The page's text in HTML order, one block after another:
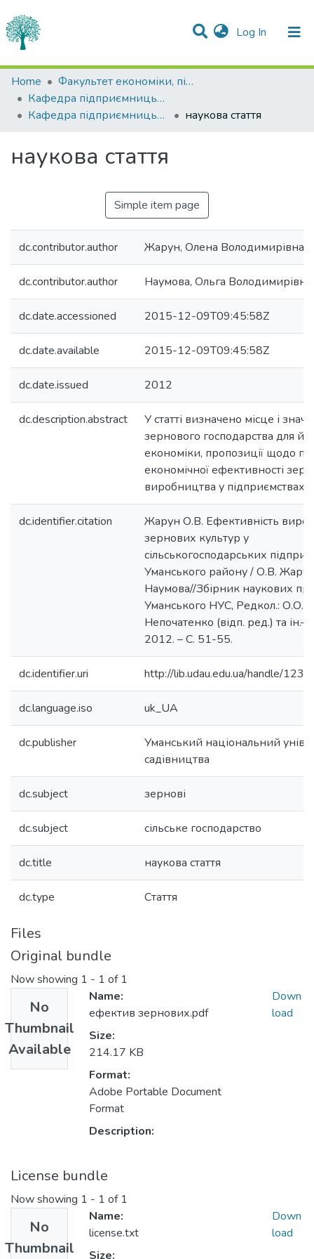
Log In (current)
Statistics
Communities & Collections
Home
Факультет економіки, підприємництва та інформаційних технологій
Кафедра підприємницьких та соціальних технологій
Кафедра підприємницьких та соціальних технологій
наукова стаття
наукова стаття
Simple item page
dc.contributor.author Жарун, Олена Володимирівна
dc.contributor.author Наумова, Ольга Володимирівна
dc.date.accessioned 2015-12-09T09:45:58Z
dc.date.available 2015-12-09T09:45:58Z
dc.date.issued 2012
dc.description.abstract
У статті визначено місце і
зернового господарства для
економіки, пропозиції щодо
економічної ефективності
виробництва у підприємствах
dc.identifier.citation
Жарун О.В. Ефективність
зернових культур у
сільськогосподарських
Уманського району / О.В.
Наумова//Збірник наукових
Уманського НУС, Редкол.: О.О.
Непочатенко (відп. ред.) та ін.–
2012. – С. 51-55.
dc.identifier.uri http://lib.udau.edu.ua/handle/
dc.language.iso uk_UA
dc.publisher
Уманський національний
садівництва
dc.subject зернові
dc.subject сільське господарство
dc.title наукова стаття
dc.type Стаття
Files
Original bundle
Now showing 1 - 1 of 1
No
Thumbnail
Available
Name:
ефектив зернових.pdf
Size:
214.17 KB
Format:
Adobe Portable Document
Format
Description:
Down
load
License bundle
Now showing 1 - 1 of 1
No
Thumbnail
Name:
license.txt
Size:
Down
load